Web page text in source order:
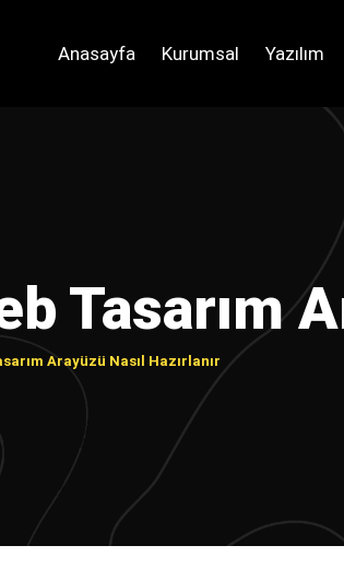
Anasayfa Kurumsal Yazılım
Tasarım
Arayüzü Nasıl Hazırlanır